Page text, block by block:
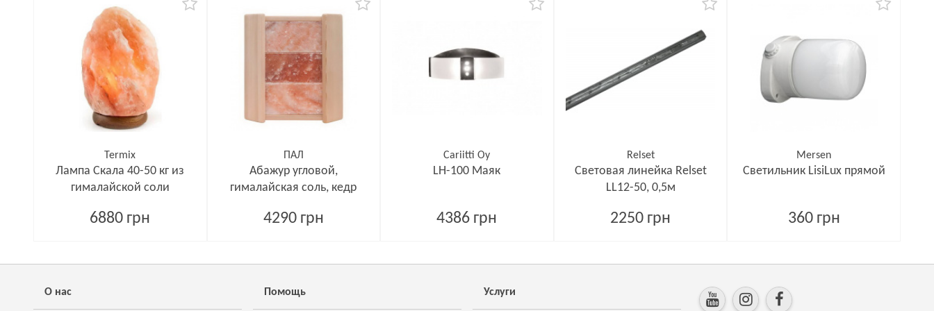
Termix
Лампа Скала 40-50 кг из
гималайской соли
6880 грн
ПАЛ
Абажур угловой,
гималайская соль, кедр
4290 грн
Cariitti Oy
LH-100 Маяк
4386 грн
Relset
Световая линейка Relset
LL12-50, 0,5м
2250 грн
Mersen
Светильник LisiLux прямой
360 грн
О нас Помощь Услуги